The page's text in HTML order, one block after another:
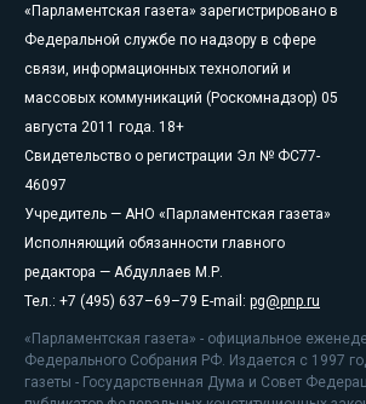
«Парламентская газета» зарегистрировано в
Федеральной службе по надзору в сфере
связи, информационных технологий и
массовых коммуникаций (Роскомнадзор) 05
августа 2011 года. 18+
Свидетельство о регистрации Эл № ФС77-
46097
Учредитель — АНО «Парламентская газета»
Исполняющий обязанности главного
редактора — Абдуллаев М.Р.
Тел.: +7 (495) 637–69–79 E-mail: pg@pnp.ru
«Парламентская газета» - официальное
Федерального Собрания РФ. Издается с 1997
газеты - Государственная Дума и Совет